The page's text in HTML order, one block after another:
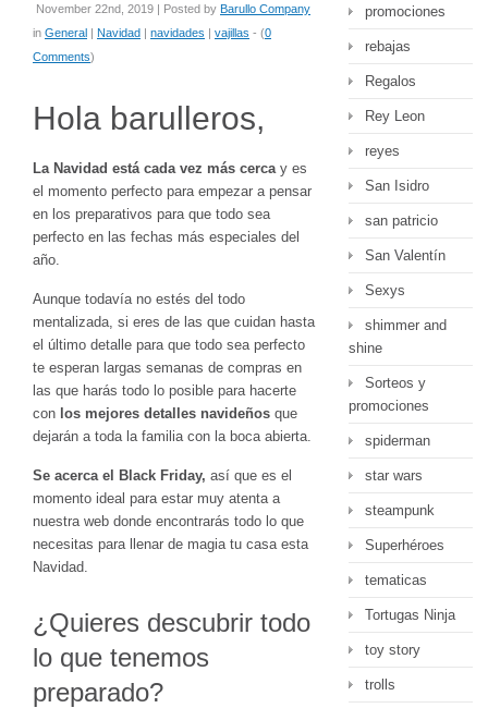
November 22nd, 2019 | Posted by Barullo Company
in General | Navidad | navidades | vajillas - (0
Comments)
Hola barulleros,
La Navidad está cada vez más cerca y es
el momento perfecto para empezar a pensar
en los preparativos para que todo sea
perfecto en las fechas más especiales del
año.
Aunque todavía no estés del todo
mentalizada, si eres de las que cuidan hasta
el último detalle para que todo sea perfecto
te esperan largas semanas de compras en
las que harás todo lo posible para hacerte
con los mejores detalles navideños que
dejarán a toda la familia con la boca abierta.
Se acerca el Black Friday, así que es el
momento ideal para estar muy atenta a
nuestra web donde encontrarás todo lo que
necesitas para llenar de magia tu casa esta
Navidad.
¿Quieres descubrir todo
lo que tenemos
preparado?
promociones
rebajas
Regalos
Rey Leon
reyes
San Isidro
san patricio
San Valentín
Sexys
shimmer and
shine
Sorteos y
promociones
spiderman
star wars
steampunk
Superhéroes
tematicas
Tortugas Ninja
toy story
trolls